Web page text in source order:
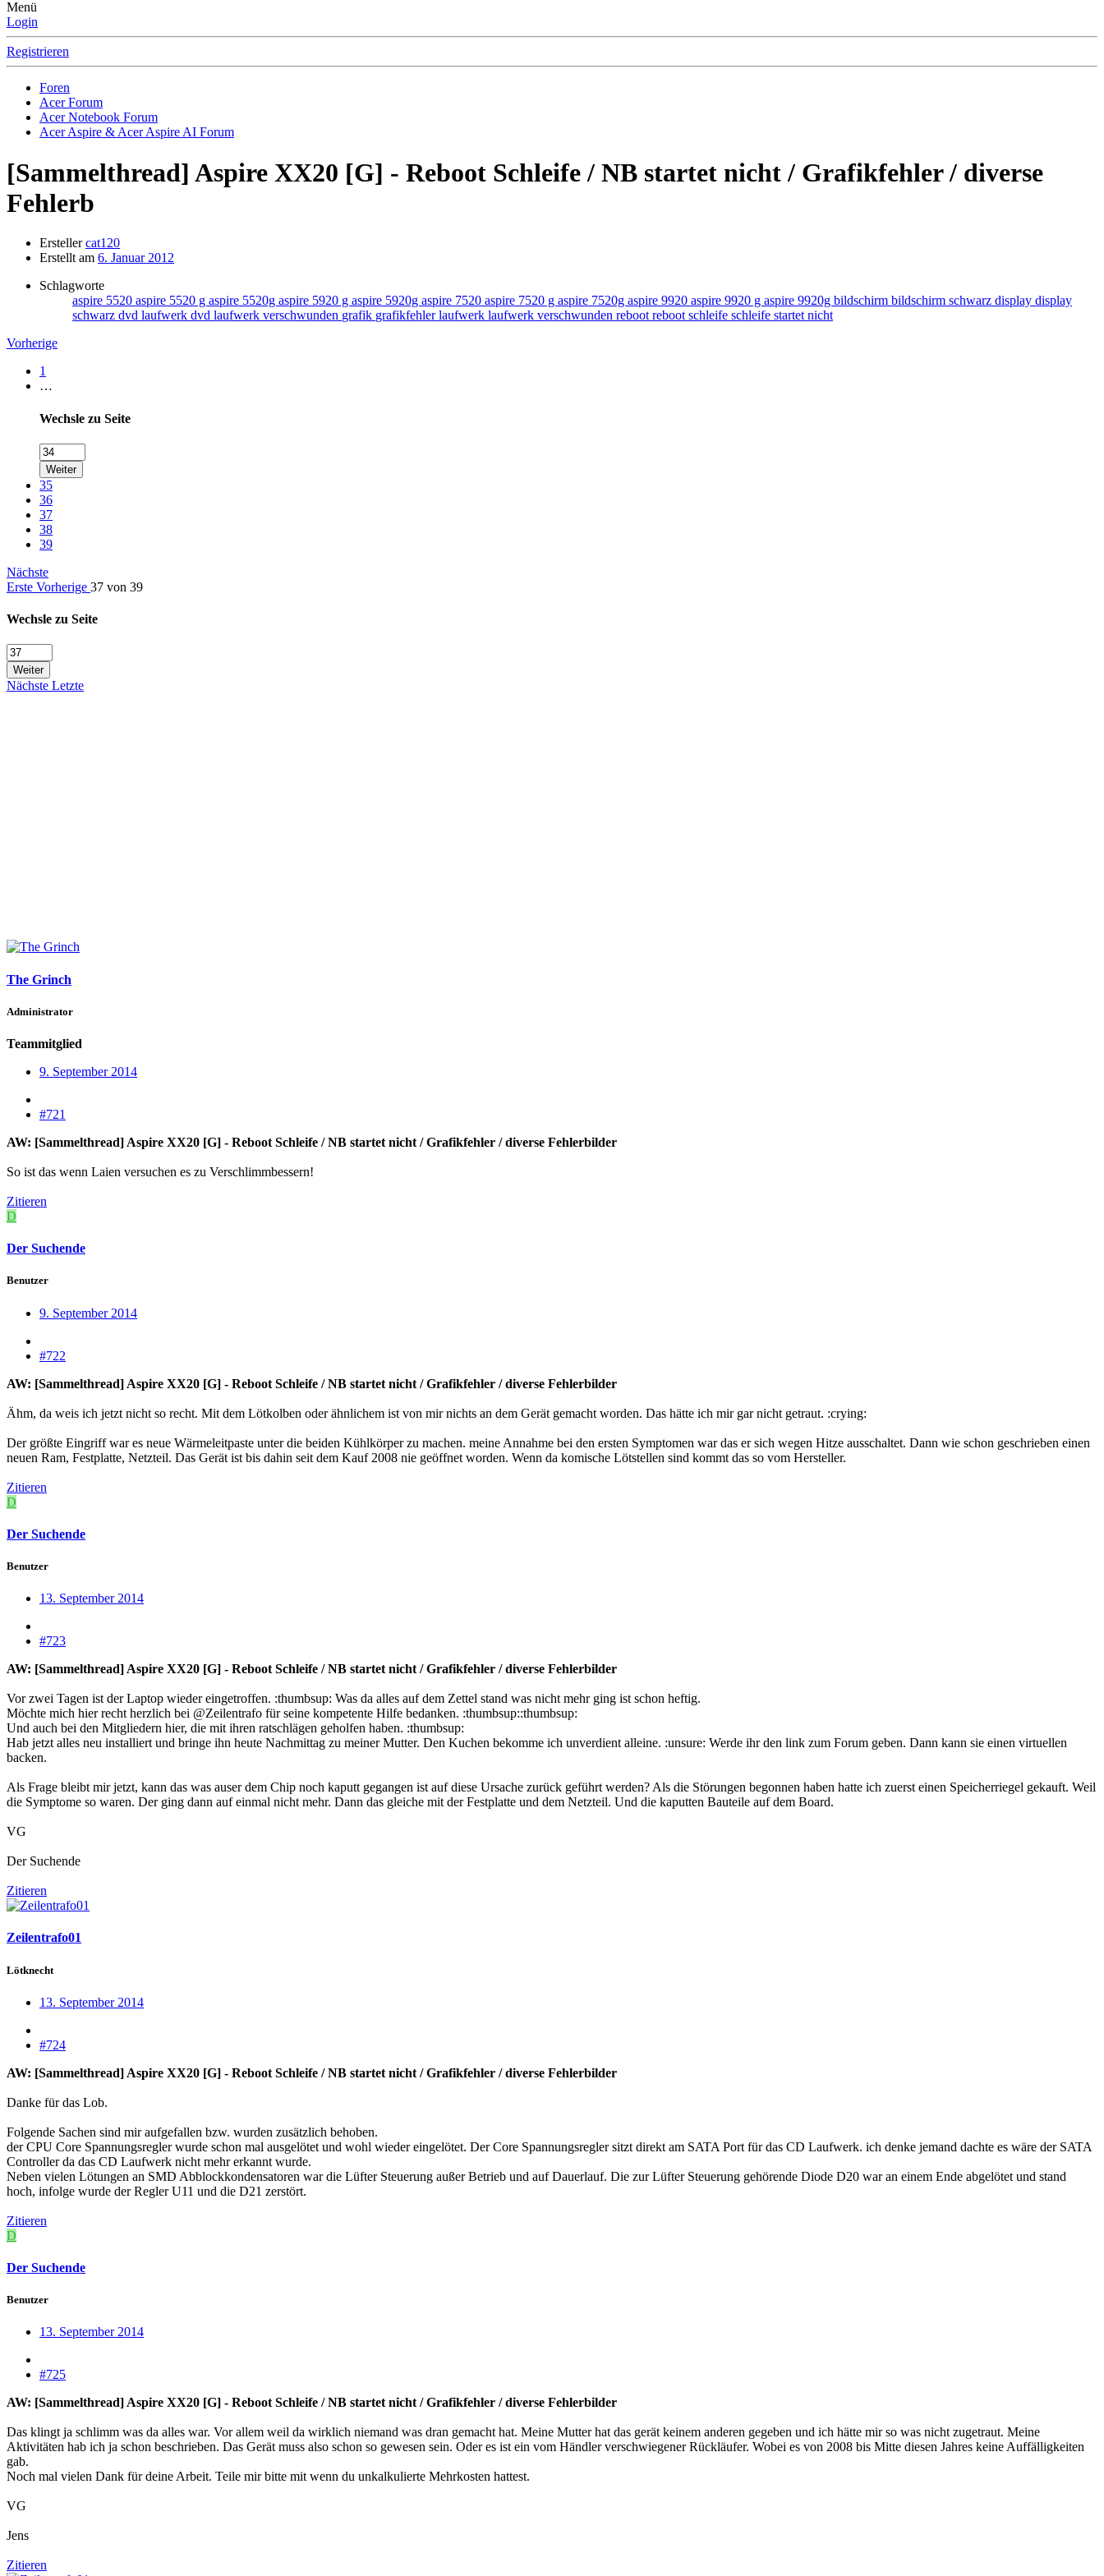
Menü
Login
Registrieren
Foren
Acer Forum
Acer Notebook Forum
Acer Aspire & Acer Aspire AI Forum
[Sammelthread] Aspire XX20 [G] - Reboot Schleife / NB startet nicht / Grafikfehler / diverse
Fehlerb
Ersteller cat120
Erstellt am 6. Januar 2012
Schlagworte
aspire 5520 aspire 5520 g aspire 5520g aspire 5920 g aspire 5920g aspire 7520 aspire 7520 g aspire 7520g aspire 9920 aspire 9920 g aspire 9920g bildschirm bildschirm schwarz display display
schwarz dvd laufwerk dvd laufwerk verschwunden grafik grafikfehlerlaufwerk laufwerk verschwunden reboot reboot schleife schleife startet nicht
Vorherige
1
…
Wechsle zu Seite
Weiter
35
36
37
38
39
Nächste
Erste Vorherige 37 von 39
Wechsle zu Seite
Weiter
Nächste Letzte
The Grinch
Administrator
Teammitglied
9. September 2014
#721
AW: [Sammelthread] Aspire XX20 [G] - Reboot Schleife / NB startet nicht / Grafikfehler / diverse Fehlerbilder
So ist das wenn Laien versuchen es zu Verschlimmbessern!
Zitieren
D
Der Suchende
Benutzer
9. September 2014
#722
AW: [Sammelthread] Aspire XX20 [G] - Reboot Schleife / NB startet nicht / Grafikfehler / diverse Fehlerbilder
Ähm, da weis ich jetzt nicht so recht. Mit dem Lötkolben oder ähnlichem ist von mir nichts an dem Gerät gemacht worden. Das hätte ich mir gar nicht getraut. :crying:
Der größte Eingriff war es neue Wärmeleitpaste unter die beiden Kühlkörper zu machen. meine Annahme bei den ersten Symptomen war das er sich wegen Hitze ausschaltet. Dann wie schon geschrieben einen
neuen Ram, Festplatte, Netzteil. Das Gerät ist bis dahin seit dem Kauf 2008 nie geöffnet worden. Wenn da komische Lötstellen sind kommt das so vom Hersteller.
Zitieren
D
Der Suchende
Benutzer
13. September 2014
#723
AW: [Sammelthread] Aspire XX20 [G] - Reboot Schleife / NB startet nicht / Grafikfehler / diverse Fehlerbilder
Vor zwei Tagen ist der Laptop wieder eingetroffen. :thumbsup: Was da alles auf dem Zettel stand was nicht mehr ging ist schon heftig.
Möchte mich hier recht herzlich bei @Zeilentrafo für seine kompetente Hilfe bedanken. :thumbsup::thumbsup:
Und auch bei den Mitgliedern hier, die mit ihren ratschlägen geholfen haben. :thumbsup:
Hab jetzt alles neu installiert und bringe ihn heute Nachmittag zu meiner Mutter. Den Kuchen bekomme ich unverdient alleine. :unsure: Werde ihr den link zum Forum geben. Dann kann sie einen virtuellen
backen.
Als Frage bleibt mir jetzt, kann das was auser dem Chip noch kaputt gegangen ist auf diese Ursache zurück geführt werden? Als die Störungen begonnen haben hatte ich zuerst einen Speicherriegel gekauft. Weil
die Symptome so waren. Der ging dann auf einmal nicht mehr. Dann das gleiche mit der Festplatte und dem Netzteil. Und die kaputten Bauteile auf dem Board.
VG
Der Suchende
Zitieren
Zeilentrafo01
Lötknecht
13. September 2014
#724
AW: [Sammelthread] Aspire XX20 [G] - Reboot Schleife / NB startet nicht / Grafikfehler / diverse Fehlerbilder
Danke für das Lob.
Folgende Sachen sind mir aufgefallen bzw. wurden zusätzlich behoben.
der CPU Core Spannungsregler wurde schon mal ausgelötet und wohl wieder eingelötet. Der Core Spannungsregler sitzt direkt am SATA Port für das CD Laufwerk. ich denke jemand dachte es wäre der SATA
Controller da das CD Laufwerk nicht mehr erkannt wurde.
Neben vielen Lötungen an SMD Abblockkondensatoren war die Lüfter Steuerung außer Betrieb und auf Dauerlauf. Die zur Lüfter Steuerung gehörende Diode D20 war an einem Ende abgelötet und stand
hoch, infolge wurde der Regler U11 und die D21 zerstört.
Zitieren
D
Der Suchende
Benutzer
13. September 2014
#725
AW: [Sammelthread] Aspire XX20 [G] - Reboot Schleife / NB startet nicht / Grafikfehler / diverse Fehlerbilder
Das klingt ja schlimm was da alles war. Vor allem weil da wirklich niemand was dran gemacht hat. Meine Mutter hat das gerät keinem anderen gegeben und ich hätte mir so was nicht zugetraut. Meine
Aktivitäten hab ich ja schon beschrieben. Das Gerät muss also schon so gewesen sein. Oder es ist ein vom Händler verschwiegener Rückläufer. Wobei es von 2008 bis Mitte diesen Jahres keine Auffälligkeiten
gab.
Noch mal vielen Dank für deine Arbeit. Teile mir bitte mit wenn du unkalkulierte Mehrkosten hattest.
VG
Jens
Zitieren